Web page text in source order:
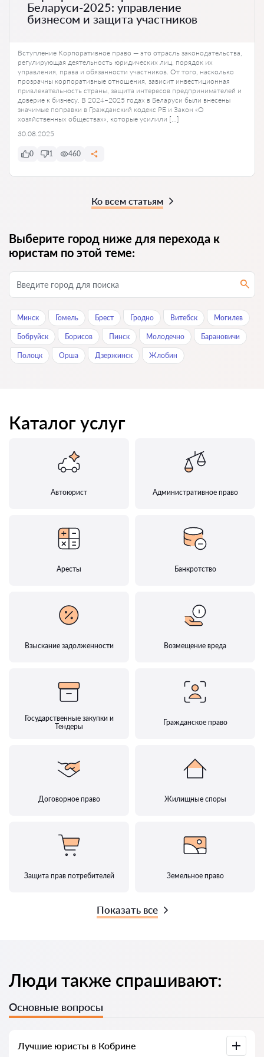
Беларуси-2025: управление
бизнесом и защита участников
Вступление Корпоративное право — это отрасль законодательства,
регулирующая деятельность юридических лиц, порядок их
управления, права и обязанности участников. От того, насколько
прозрачны корпоративные отношения, зависит инвестиционная
привлекательность страны, защита интересов предпринимателей и
доверие к бизнесу. В 2024–2025 годах в Беларуси были внесены
значимые поправки в Гражданский кодекс РБ и Закон «О
хозяйственных обществах», которые усилили […]
30.08.2025
0 1 460
Ко всем статьям
Выберите город ниже для перехода к
юристам по этой теме:
Минск Гомель Брест Гродно Витебск Могилев
Бобруйск Борисов Пинск Молодечно Барановичи
Полоцк Орша Дзержинск Жлобин
Каталог услуг
Автоюрист Административное право
Аресты Банкротство
Взыскание задолженности Возмещение вреда
Государственные закупки и
Тендеры
Гражданское право
Договорное право Жилищные споры
Защита прав потребителей Земельное право
Показать все
Люди также спрашивают:
Основные вопросы
Лучшие юристы в Кобрине